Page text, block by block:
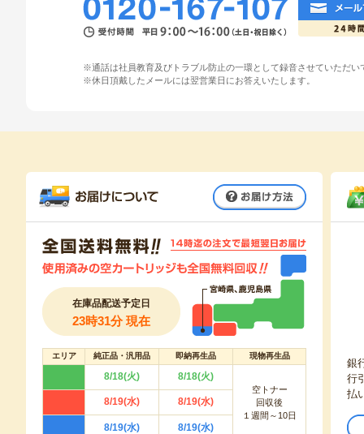
※通話は社員教育及びトラブル防止の一環として録音させていただい
※休日頂戴したメールには翌営業日にお答えいたします。
お届け方
在庫品配送予定日
23時31分 現在
エリア 純正品・汎用品 即納再生品 現物再生品
8/18(火) 8/18(火)
空トナー
回収後
１週間～10日
8/19(水) 8/19(水)
8/19(水) 8/19(水)
銀
行
払